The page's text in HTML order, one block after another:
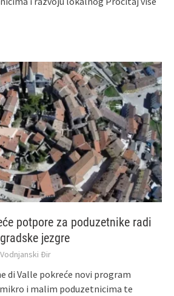
potpore za poduzetnike radi
jezgre
Vodnjanski Đir
di Valle pokreće novi program
i malim poduzetnicima te